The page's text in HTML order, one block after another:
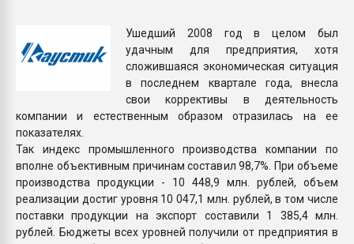
Ушедший 2008 год в целом был
удачным для предприятия, хотя
сложившаяся экономическая ситуация
в последнем квартале года, внесла
свои коррективы в деятельность
компании и естественным образом отразилась на ее
показателях.
Так индекс промышленного производства компании по
вполне объективным причинам составил 98,7%. При объеме
производства продукции - 10 448,9 млн. рублей, объем
реализации достиг уровня 10 047,1 млн. рублей, в том числе
поставки продукции на экспорт составили 1 385,4 млн.
рублей. Бюджеты всех уровней получили от предприятия в